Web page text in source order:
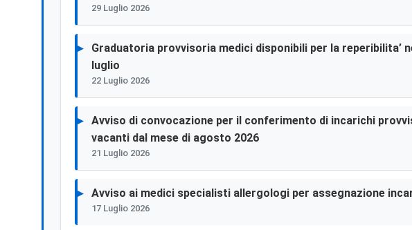
29 Luglio 2026
Graduatoria provvisoria medici disponibili per la reperibilita’
luglio
22 Luglio 2026
Avviso di convocazione per il conferimento di incarichi
vacanti dal mese di agosto 2026
21 Luglio 2026
Avviso ai medici specialisti allergologi per assegnazione
17 Luglio 2026